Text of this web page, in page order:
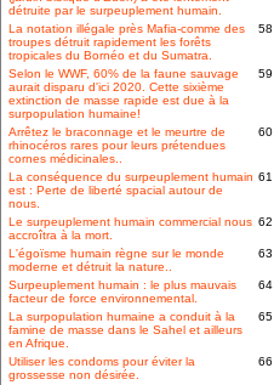
détruite par le surpeuplement humain.
La notation illégale près Mafia-comme des
troupes détruit rapidement les forêts
tropicales du Bornéo et du Sumatra.
58
Selon le WWF, 60% de la faune sauvage
aurait disparu d'ici 2020. Cette sixième
extinction de masse rapide est due à la
surpopulation humaine!
59
Arrêtez le braconnage et le meurtre de
rhinocéros rares pour leurs prétendues
cornes médicinales..
60
La conséquence du surpeuplement humain
est : Perte de liberté spacial autour de
nous.
61
Le surpeuplement humain commercial nous
accroîtra à la mort.
62
L'égoïsme humain règne sur le monde
moderne et détruit la nature..
63
Surpeuplement humain : le plus mauvais
facteur de force environnemental.
64
La surpopulation humaine a conduit à la
famine de masse dans le Sahel et ailleurs
en Afrique.
65
Utiliser les condoms pour éviter la
grossesse non désirée.
66